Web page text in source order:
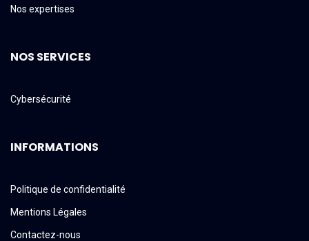
Nos expertises
NOS SERVICES
Cybersécurité
INFORMATIONS
Politique de confidentialité
Mentions Légales
Contactez-nous